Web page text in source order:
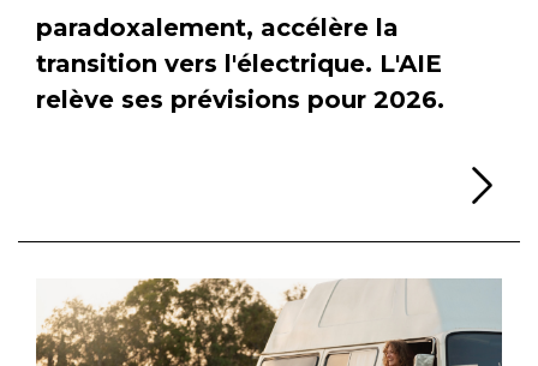
paradoxalement, accélère la
transition vers l'électrique. L'AIE
relève ses prévisions pour 2026.